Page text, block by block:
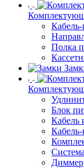
Кабель-
Полка
Блок
Кабель
Кабель-
Диммер